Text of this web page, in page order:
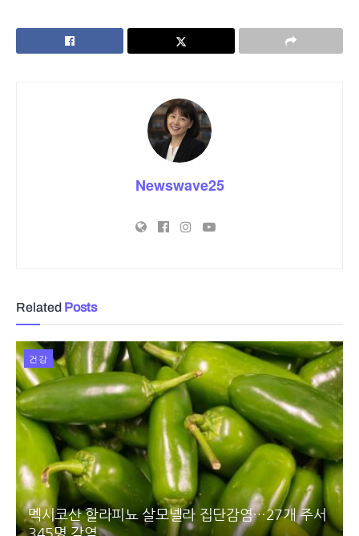
Newswave25
Related Posts
건강
멕시코산 할라피뇨 살모넬라 집단감염…27개 주서